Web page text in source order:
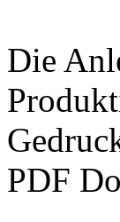
Die
PDF